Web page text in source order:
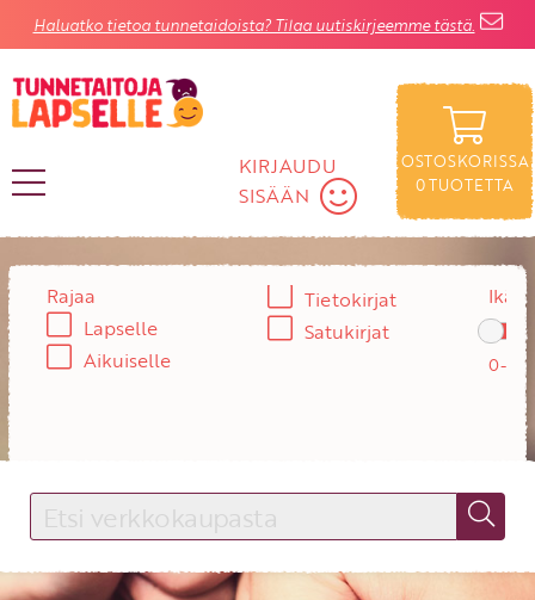
Haluatko tietoa tunnetaidoista? Tilaa uutiskirjeemme tästä.
KIRJAUDU
SISÄÄN
OSTOSKORISSA
0TUOTETTA
Käyttäjätunnus
Unohtuiko salasana?
KIRJAUDU SISÄÄN
Rajaa
Lapselle
Aikuiselle
Tietokirjat
Satukirjat
Ikä: